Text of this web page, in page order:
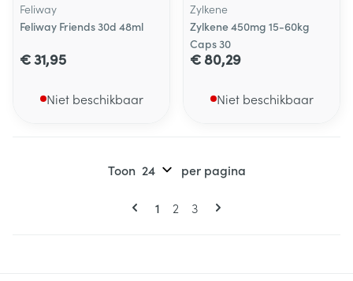
Feliway
Feliway Friends 30d 48ml
€ 31,95
Niet beschikbaar
Zylkene
Zylkene 450mg 15-60kg
Caps 30
€ 80,29
Niet beschikbaar
Pagina's
U lees momenteel pagina
1 Pagina
2 Pagina
3
Toon per pagina